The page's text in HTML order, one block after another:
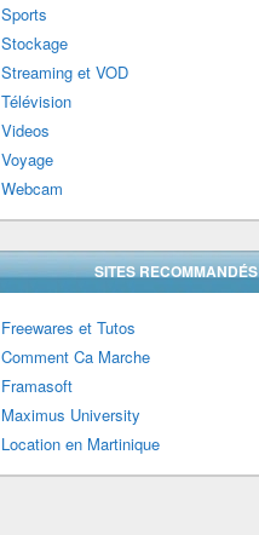
Sports
Stockage
Streaming et VOD
Télévision
Videos
Voyage
Webcam
SITES RECOMMANDÉS
Freewares et Tutos
Comment Ca Marche
Framasoft
Maximus University
Location en Martinique